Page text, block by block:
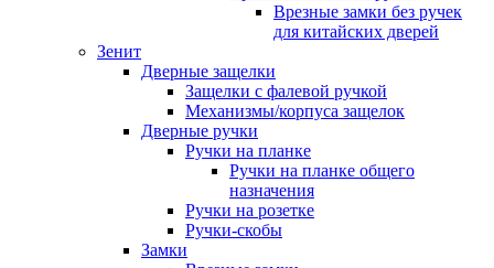
Врезные замки без ручек
для китайских дверей
Зенит
Дверные защелки
Защелки с фалевой ручкой
Механизмы/корпуса защелок
Дверные ручки
Ручки на планке
Ручки на планке общего
назначения
Ручки на розетке
Ручки-скобы
Замки